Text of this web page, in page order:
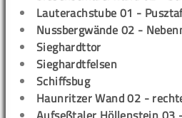
Lauterachstube 01 -
Nussbergwände 02 -
Sieghardttor
Sieghardtfelsen
Schiffsbug
Haunritzer Wand 02 -